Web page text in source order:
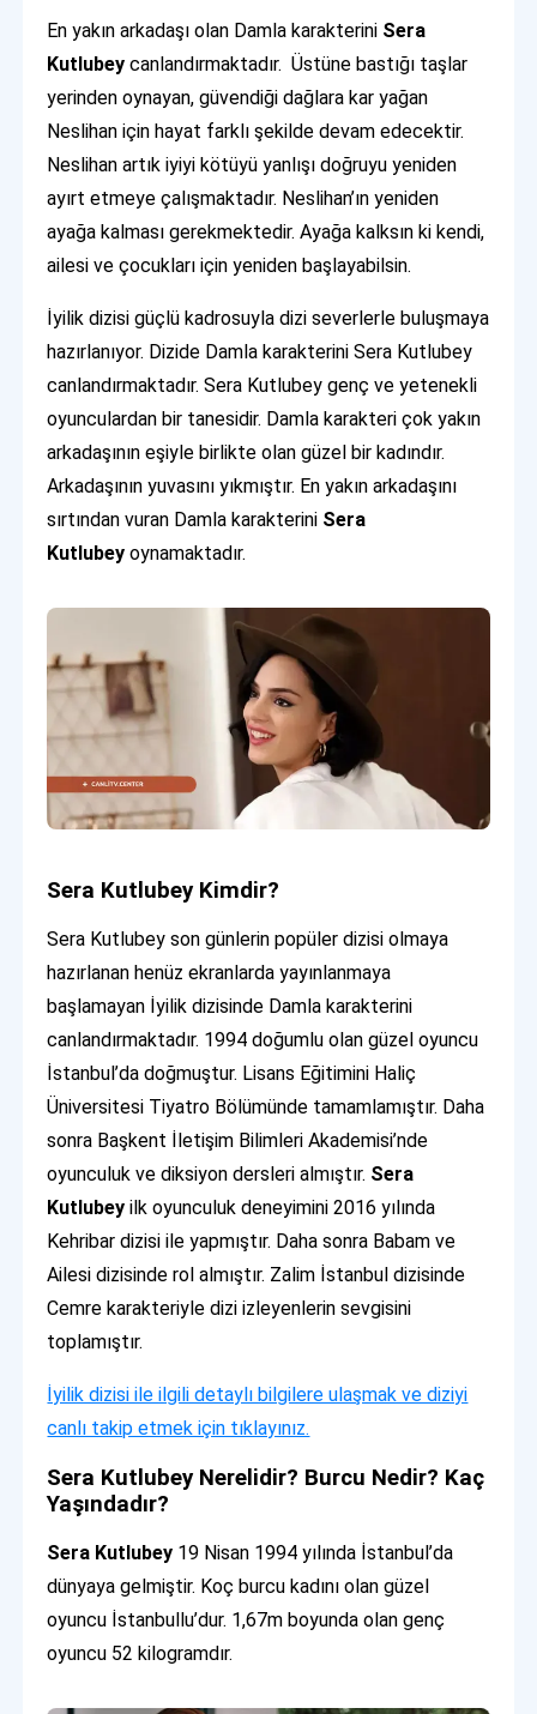
En yakın arkadaşı olan Damla karakterini Sera
Kutlubey canlandırmaktadır. Üstüne bastığı taşlar
yerinden oynayan, güvendiği dağlara kar yağan
Neslihan için hayat farklı şekilde devam edecektir.
Neslihan artık iyiyi kötüyü yanlışı doğruyu yeniden
ayırt etmeye çalışmaktadır. Neslihan’ın yeniden
ayağa kalması gerekmektedir. Ayağa kalksın ki kendi,
ailesi ve çocukları için yeniden başlayabilsin.
İyilik dizisi güçlü kadrosuyla dizi severlerle buluşmaya
hazırlanıyor. Dizide Damla karakterini Sera Kutlubey
canlandırmaktadır. Sera Kutlubey genç ve yetenekli
oyunculardan bir tanesidir. Damla karakteri çok yakın
arkadaşının eşiyle birlikte olan güzel bir kadındır.
Arkadaşının yuvasını yıkmıştır. En yakın arkadaşını
sırtından vuran Damla karakterini Sera
Kutlubey oynamaktadır.
Sera Kutlubey Kimdir?
Sera Kutlubey son günlerin popüler dizisi olmaya
hazırlanan henüz ekranlarda yayınlanmaya
başlamayan İyilik dizisinde Damla karakterini
canlandırmaktadır. 1994 doğumlu olan güzel oyuncu
İstanbul’da doğmuştur. Lisans Eğitimini Haliç
Üniversitesi Tiyatro Bölümünde tamamlamıştır. Daha
sonra Başkent İletişim Bilimleri Akademisi’nde
oyunculuk ve diksiyon dersleri almıştır. Sera
Kutlubey ilk oyunculuk deneyimini 2016 yılında
Kehribar dizisi ile yapmıştır. Daha sonra Babam ve
Ailesi dizisinde rol almıştır. Zalim İstanbul dizisinde
Cemre karakteriyle dizi izleyenlerin sevgisini
toplamıştır.
İyilik dizisi ile ilgili detaylı bilgilere ulaşmak ve diziyi
canlı takip etmek için tıklayınız.
Sera Kutlubey Nerelidir? Burcu Nedir? Kaç
Yaşındadır?
Sera Kutlubey 19 Nisan 1994 yılında İstanbul’da
dünyaya gelmiştir. Koç burcu kadını olan güzel
oyuncu İstanbullu’dur. 1,67m boyunda olan genç
oyuncu 52 kilogramdır.